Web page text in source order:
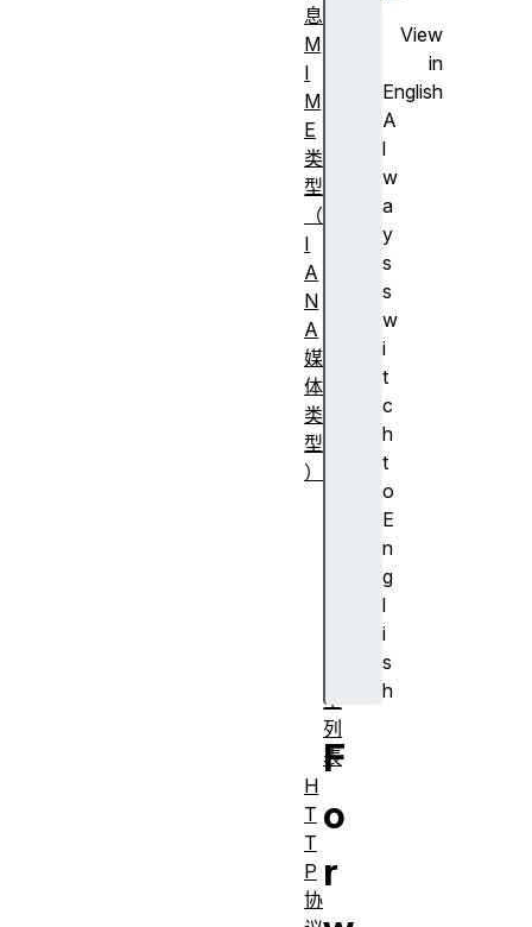
View
in
English
A
l
w
a
y
s
s
w
i
t
c
h
t
o
E
n
g
l
i
s
h
F
o
r
息
M
I
M
E
类
型
（
I
A
N
A
媒
体
类
型
）
型
列
表
H
T
T
P
协